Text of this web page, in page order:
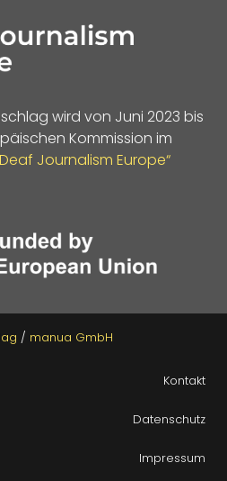
wird von Juni 2023 bis
Kommission im
Journalism Europe“
/ manua GmbH
Kontakt
Datenschutz
Impressum